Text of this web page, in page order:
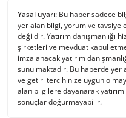
Yasal uyarı: Bu haber sadece
yer alan bilgi, yorum ve
değildir. Yatırım danışmanlığı
şirketleri ve mevduat kabul
imzalanacak yatırım
sunulmaktadır. Bu haberde
ve getiri tercihinize uygun
alan bilgilere dayanarak
sonuçlar doğurmayabilir.